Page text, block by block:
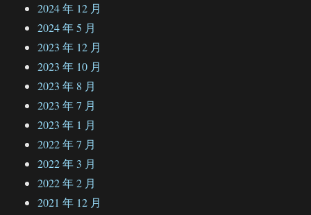
2024 年 12 月
2024 年 5 月
2023 年 12 月
2023 年 10 月
2023 年 8 月
2023 年 7 月
2023 年 1 月
2022 年 7 月
2022 年 3 月
2022 年 2 月
2021 年 12 月